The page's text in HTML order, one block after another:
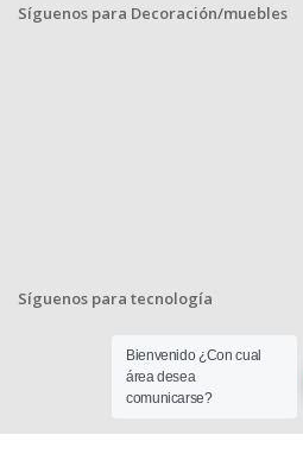
Síguenos para Decoración/muebles
Síguenos para tecnología
Bienvenido ¿Con cual
área desea
comunicarse?